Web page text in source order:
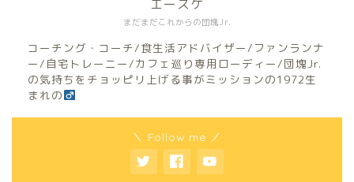
まだまだこれからの団塊Jr.
エースケ
コーチング・コーチ/食生活アドバイザー/ファンランナ
ー/自宅トレーニー/カフェ巡り専用ローディー/団塊Jr.
の気持ちをチョッピリ上げる事がミッションの1972生
まれの
＼ Follow me ／